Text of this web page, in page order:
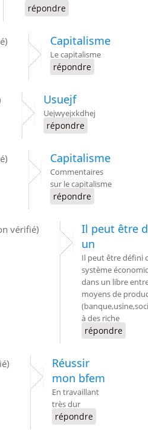
répondre
Capitalisme
Le capitalisme
répondre
Usuejf
Uejwyejxkdhej
répondre
Capitalisme
Commentaires
sur le capitalisme
répondre
vérifié)
Il peut être
un
Il peut être défini
système
dans un libre
moyens de
à des riche
répondre
Réussir
mon bfem
En travaillant
très dur
répondre